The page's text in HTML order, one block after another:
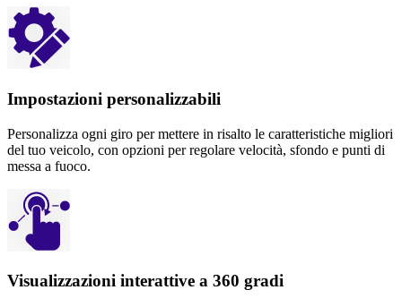
Impostazioni personalizzabili
Personalizza ogni giro per mettere in risalto le caratteristiche migliori
del tuo veicolo, con opzioni per regolare velocità, sfondo e punti di
messa a fuoco.
Visualizzazioni interattive a 360 gradi